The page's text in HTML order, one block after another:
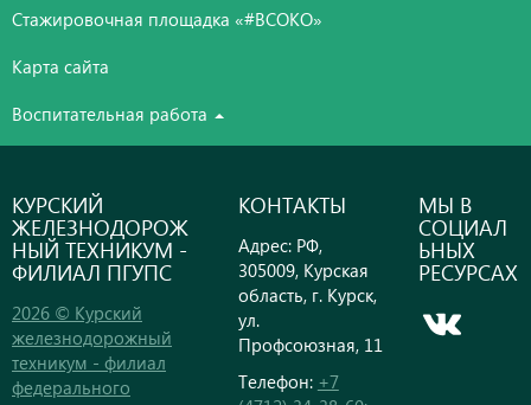
Стажировочная площадка «#ВСОКО»
Карта сайта
Воспитательная работа
КУРСКИЙ
ЖЕЛЕЗНОДОРОЖ
НЫЙ ТЕХНИКУМ -
ФИЛИАЛ ПГУПС
2026 © Курский
железнодорожный
техникум - филиал
федерального
КОНТАКТЫ
Адрес: РФ,
305009, Курская
область, г. Курск,
ул.
Профсоюзная, 11
Телефон: +7
МЫ В
СОЦИАЛ
ЬНЫХ
РЕСУРСАХ